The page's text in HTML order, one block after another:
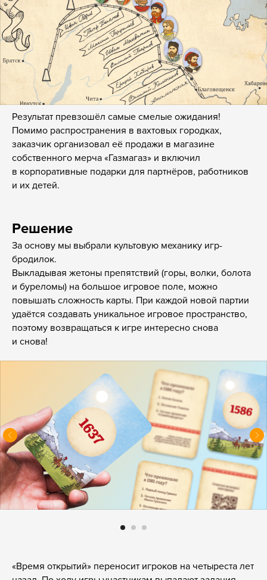
Результат превзошёл самые смелые ожидания!
Помимо распространения в вахтовых городках,
заказчик организовал её продажи в магазине
собственного мерча «Газмагаз» и включил
в корпоративные подарки для партнёров, работников
и их детей.
Решение
За основу мы выбрали культовую механику игр-
бродилок.
Выкладывая жетоны препятствий (горы, волки, болота
и буреломы) на большое игровое поле, можно
повышать сложность карты. При каждой новой партии
удаётся создавать уникальное игровое пространство,
поэтому возвращаться к игре интересно снова
и снова!
«Время открытий» переносит игроков на четыреста лет